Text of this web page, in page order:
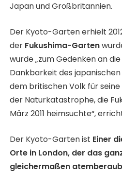
Japan und Großbritannien.
Der Kyoto-Garten erhielt
der Fukushima-Garten
wurde „zum Gedenken an
Dankbarkeit des
dem britischen Volk für
der Naturkatastrophe, die
März 2011 heimsuchte“,
Der Kyoto-Garten ist Einer
Orte in London, der das
gleichermaßen